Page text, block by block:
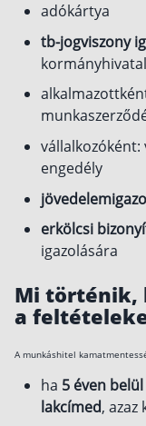
adókártya
tb-jogviszony
vállalkozóként:
engedély
erkölcsi
igazolására
Mi történik,
a
A munkáshitel
ha 5 éven
lakcímed,